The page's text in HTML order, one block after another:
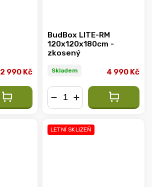
2 990 Kč
BudBox LITE-RM
120x120x180cm -
zkosený
Skladem 4 990 Kč
LETNÍ SKLIZEŇ